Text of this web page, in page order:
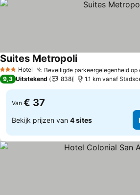
3 SterrenHotel Beveiligde parkeergelegenheid op
Suites MetropoliPrijzen bekijken
9,3 Uitstekend 838 1.1 km vanaf
Van € 37
Bekijk prijzen van 4 sites